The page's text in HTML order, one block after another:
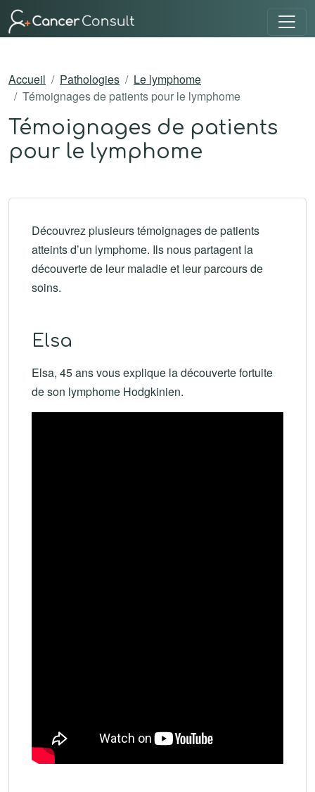
Accueil Pathologies
Le lymphome
Témoignages de patients pour le lymphome
Témoignages de patients
pour le lymphome
Découvrez plusieurs témoignages de patients
atteints d’un lymphome. Ils nous partagent la
découverte de leur maladie et leur parcours de
soins.
Elsa
Elsa, 45 ans vous explique la découverte fortuite
de son lymphome Hodgkinien.